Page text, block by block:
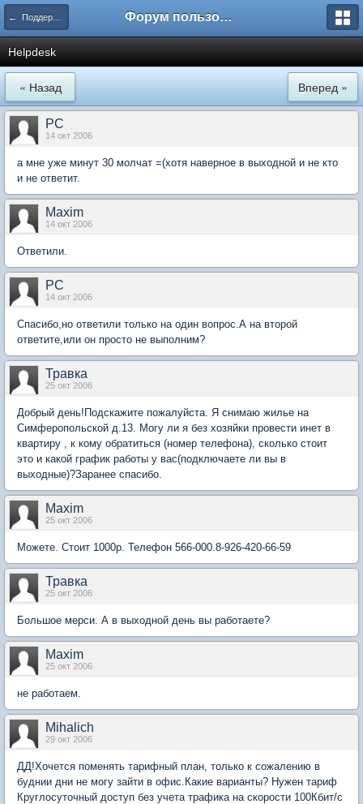
← Поддержка Форум пользователей ООО "Климовская сеть"
Helpdesk
« Назад Вперед »
PC
14 окт 2006
а мне уже минут 30 молчат =(хотя наверное в выходной и не кто
и не ответит.
Maxim
14 окт 2006
Ответили.
PC
14 окт 2006
Спасибо,но ответили только на один вопрос.А на второй
ответите,или он просто не выполним?
Травка
25 окт 2006
Добрый день!Подскажите пожалуйста. Я снимаю жилье на
Симферопольской д.13. Могу ли я без хозяйки провести инет в
квартиру , к кому обратиться (номер телефона), сколько стоит
это и какой график работы у вас(подключаете ли вы в
выходные)?Заранее спасибо.
Maxim
25 окт 2006
Можете. Стоит 1000р. Телефон 566-000.8-926-420-66-59
Травка
25 окт 2006
Большое мерси. А в выходной день вы работаете?
Maxim
25 окт 2006
не работаем.
Mihalich
29 окт 2006
ДД!Хочется поменять тарифный план, только к сожалению в
буднии дни не могу зайти в офис.Какие варианты? Нужен тариф
Круглосуточный доступ без учета трафика на скорости 100Кбит/c